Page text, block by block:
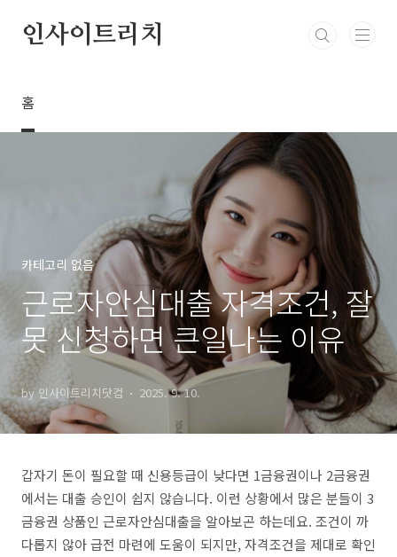
인사이트리치
홈
카테고리 없음
근로자안심대출 자격조건, 잘
못 신청하면 큰일나는 이유
by 인사이트리치닷컴 2025. 9. 10.
갑자기 돈이 필요할 때 신용등급이 낮다면 1금융권이나 2금융권
에서는 대출 승인이 쉽지 않습니다. 이런 상황에서 많은 분들이 3
금융권 상품인 근로자안심대출을 알아보곤 하는데요. 조건이 까
다롭지 않아 급전 마련에 도움이 되지만, 자격조건을 제대로 확인